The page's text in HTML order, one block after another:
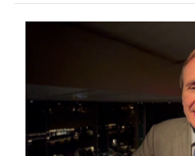
diventare
motore
come